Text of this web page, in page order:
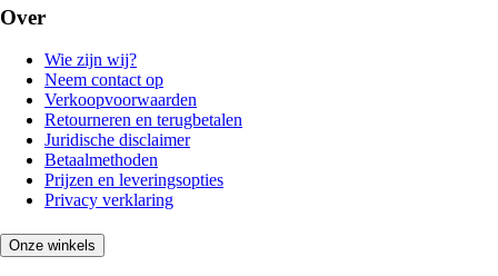
Over
Wie zijn wij?
Neem contact op
Verkoopvoorwaarden
Retourneren en terugbetalen
Juridische disclaimer
Betaalmethoden
Prijzen en leveringsopties
Privacy verklaring
Onze winkels